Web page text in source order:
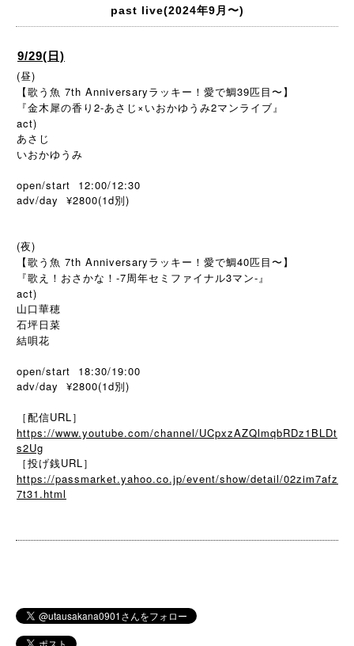
past live(2024年9月〜)
9/29(日)
(昼)
【歌う魚 7th Anniversaryラッキー！愛で鯛39匹目〜】
『金木犀の香り2-あさじ×いおかゆうみ2マンライブ』
act)
あさじ
いおかゆうみ
open/start 12:00/12:30
adv/day ¥2800(1d別)
(夜)
【歌う魚 7th Anniversaryラッキー！愛で鯛40匹目〜】
『歌え！おさかな！-7周年セミファイナル3マン-』
act)
山口華穂
石坪日菜
結唄花
open/start 18:30/19:00
adv/day ¥2800(1d別)
［配信URL］
https://www.youtube.com/channel/UCpxzAZQlmqbRDz1BLDt
s2Ug
［投げ銭URL］
https://passmarket.yahoo.co.jp/event/show/detail/02zim7afz
7t31.html